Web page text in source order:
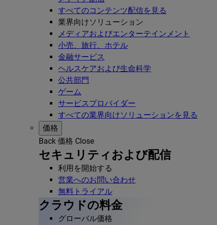
すべてのコンテンツ配信を見る
業界向けソリューション
メディアおよびエンターテインメント
小売、旅行、ホテル
金融サービス
ヘルスケアおよび生命科学
公共部門
ゲーム
サービスプロバイダー
すべての業界向けソリューションを見る
価格
Back 価格 Close
セキュリティおよび配信
利用を開始する
営業へのお問い合わせ
無料トライアル
クラウドの料金
グローバル価格